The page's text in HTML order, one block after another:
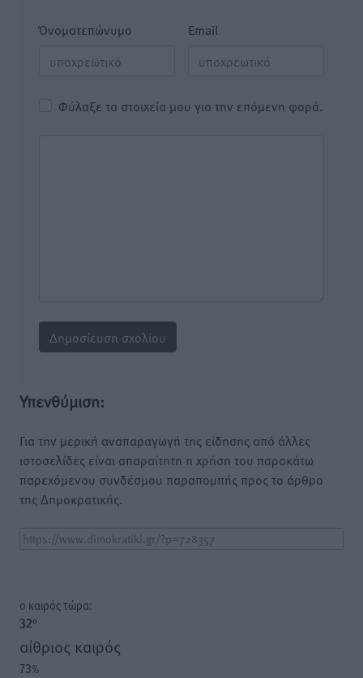
Όνοματεπώνυμο Email
Φύλαξε τα στοιχεία μου για την επόμενη φορά.
Υπενθύμιση:
Για την μερική αναπαραγωγή της είδησης από άλλες
ιστοσελίδες είναι απαραίτητη η χρήση του παρακάτω
παρεχόμενου συνδέσμου παραπομπής προς το άρθρο
της Δημοκρατικής.
o καιρός τώρα:
32°
αίθριος καιρός
73%